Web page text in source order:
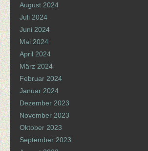
August 2024
Juli 2024
Juni 2024
Mai 2024
April 2024
März 2024
Februar 2024
Januar 2024
Dezember 2023
November 2023
Oktober 2023
September 2023